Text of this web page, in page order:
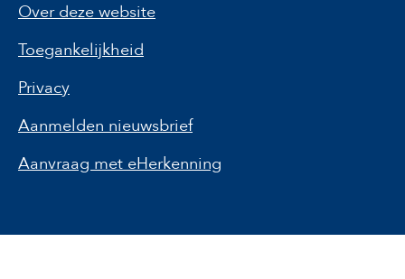
Over deze website
Toegankelijkheid
Privacy
Aanmelden nieuwsbrief
Aanvraag met eHerkenning